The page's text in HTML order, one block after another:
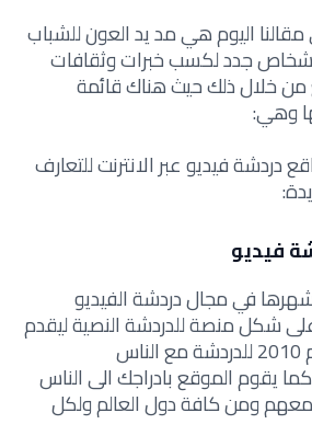
اليوم هي مد يد العون للشباب
جدد لكسب خبرات وثقافات
من خلال ذلك حيث هناك قائمة
وهي:
دردشة فيديو عبر الانترنت للتعارف
فيديو
في مجال دردشة الفيديو
شكل منصة للدردشة النصية ليقدم
المرئية بعدها في عام 2010 للدردشة مع الناس
يقوم الموقع بادراجك الى الناس
ومن كافة دول العالم ولكل